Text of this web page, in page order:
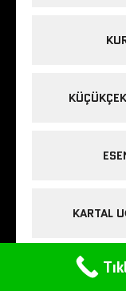
KARTAL
MERKEZI